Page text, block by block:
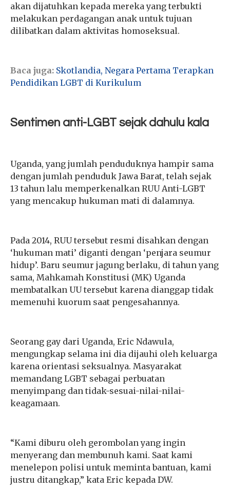
akan dijatuhkan kepada mereka yang terbukti
melakukan perdagangan anak untuk tujuan
dilibatkan dalam aktivitas homoseksual.
Baca juga: Skotlandia, Negara Pertama Terapkan
Pendidikan LGBT di Kurikulum
Sentimen anti-LGBT sejak dahulu kala
Uganda, yang jumlah penduduknya hampir sama
dengan jumlah penduduk Jawa Barat, telah sejak
13 tahun lalu memperkenalkan RUU Anti-LGBT
yang mencakup hukuman mati di dalamnya.
Pada 2014, RUU tersebut resmi disahkan dengan
‘hukuman mati’ diganti dengan ‘penjara seumur
hidup’. Baru seumur jagung berlaku, di tahun yang
sama, Mahkamah Konstitusi (MK) Uganda
membatalkan UU tersebut karena dianggap tidak
memenuhi kuorum saat pengesahannya.
Seorang gay dari Uganda, Eric Ndawula,
mengungkap selama ini dia dijauhi oleh keluarga
karena orientasi seksualnya. Masyarakat
memandang LGBT sebagai perbuatan
menyimpang dan tidak-sesuai-nilai-nilai-
keagamaan.
“Kami diburu oleh gerombolan yang ingin
menyerang dan membunuh kami. Saat kami
menelepon polisi untuk meminta bantuan, kami
justru ditangkap,” kata Eric kepada DW.